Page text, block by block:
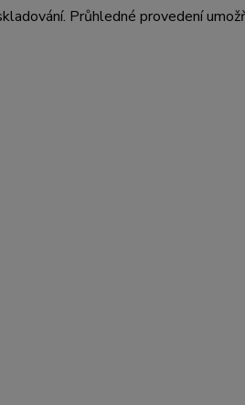
Průhledné provedení